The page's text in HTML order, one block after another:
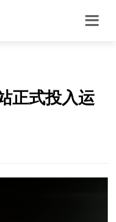
正式投入运